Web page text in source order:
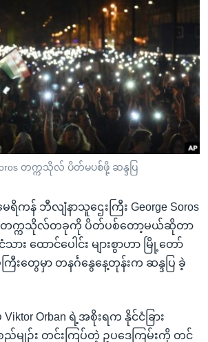
ာ
စာ
ပ်စာ
ျက်အလက်များ
ဉ်
း
တက္ကသိုလ် ပိတ်မပစ်ဖို့ ဆန္ဒပြ
ရိကန် ဘီလျံနာသူဌေးကြီး George Soros
တက္ကသိုလ်တခုကို ပိတ်ပစ်တော့မယ်ဆိုတာ
ား ထောင်ပေါင်း များစွာဟာ မြို့တော်
ြီးတွေမှာ တနင်္ဂနွေနေ့တုန်းက ဆန္ဒပြ ခဲ့
Orban ရဲ့အစိုးရက နိုင်ငံခြား
မျဉ်း တင်းကြပ်တဲ့ ဥပဒေကြမ်းကို တင်